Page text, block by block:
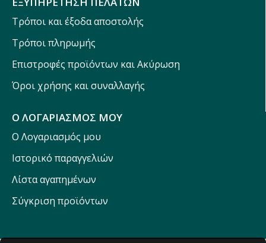
Τρόποι και έξοδα αποστολής
Τρόποι πληρωμής
Επιστροφές προϊόντων και Ακύρωση
Όροι χρήσης και συναλλαγής
Ο ΛΟΓΑΡΙΑΣΜΟΣ ΜΟΥ
Ο Λογαριασμός μου
Ιστορικό παραγγελιών
Λίστα αγαπημένων
Σύγκριση προϊόντων